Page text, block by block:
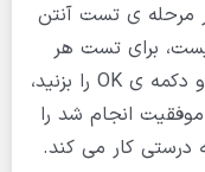
مرحله ی تست آنتن
برای تست هر
آنتن، ریموت را نزدیک آنتن قرار دهید و دکمه ی OK را بزنید،
انجام شد را
درستی کار می کند.